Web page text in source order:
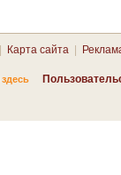
Карта сайта
здесь